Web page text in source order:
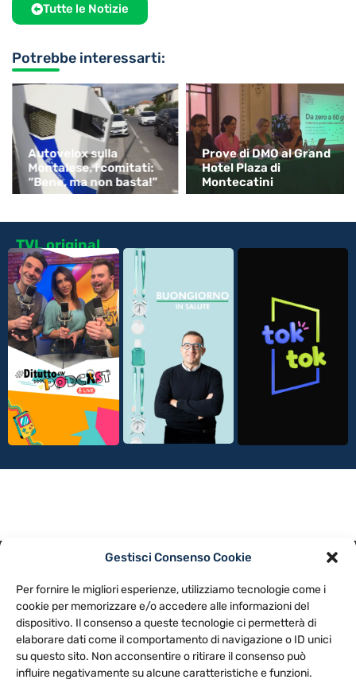
Gestisci Consenso Cookie
Per fornire le migliori esperienze, utilizziamo tecnologie come i
cookie per memorizzare e/o accedere alle informazioni del
dispositivo. Il consenso a queste tecnologie ci permetterà di
elaborare dati come il comportamento di navigazione o ID unici
su questo sito. Non acconsentire o ritirare il consenso può
influire negativamente su alcune caratteristiche e funzioni.
Tutte le Notizie
Potrebbe interessarti:
Autovelox sulla
Montalese, i comitati:
“Bene, ma non basta!”
Prove di DMO al Grand
Hotel Plaza di
Montecatini
TVL original
NOTE LEGALI
CONTATTACI PREFERENZE
TV LIBERA S.P.A.
Via Monteleonese 95/21 – 51100 Pistoia (PT)
Tel. 0573.9136 / Fax 0573.913615